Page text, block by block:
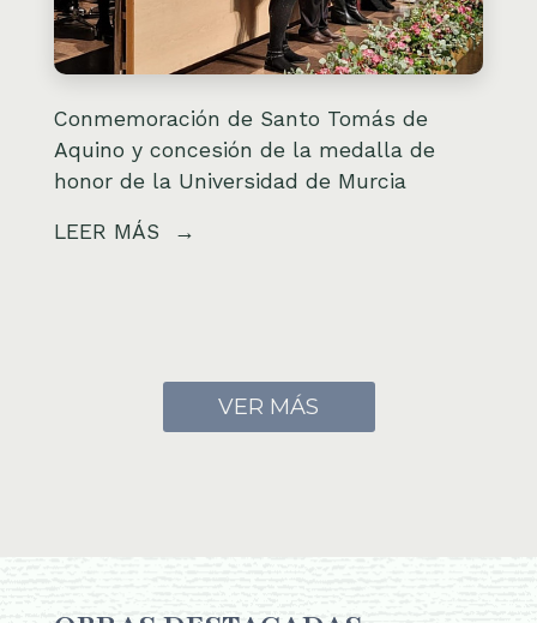
Conmemoración de Santo Tomás de
Aquino y concesión de la medalla de
honor de la Universidad de Murcia
LEER MÁS
VER MÁS